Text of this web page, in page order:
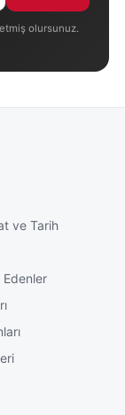
olursunuz.
ve Tarih
Edenler